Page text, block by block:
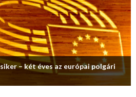
– két éves az európai polgári